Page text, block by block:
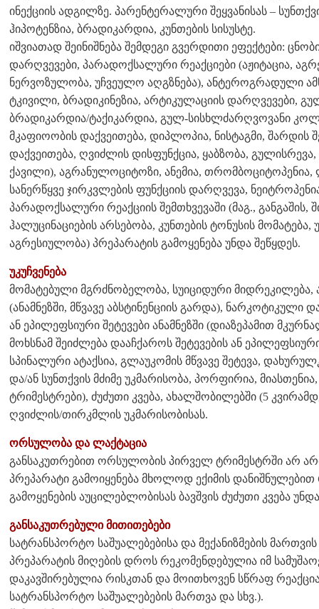
ინექციის ადგილზე. პარენტერალური შეყვანისას –
ჰიპოტენზია, ბრადიკარდია, კუნთების სისუსტე.
იშვიათად შეინიშნება შემდეგი გვერდითი ეფექტები:
დარღვევები, პარადოქსალური რეაქციები (აჟიტაცია,
ნერვოზულობა, უჩვეულო აღგზნება), ანტეროგრადული
ტკივილი, ბრადიკინეზია, არტიკულაციის დარღვევები,
ბრადიკარდია/ტაქიკარდია, გულ-სისხლძარღვოვანი
მკაფიოობის დაქვეითება, დიპლოპია, ნისტაგმი, შარდის
დაქვეითება, ღვიძლის დისფუნქცია, ყაბზობა,
ქავილი), აგრანულოციტოზი, ანემია, თრომბოციტოპენია,
სანერწყვე ჯირკვლების ფუნქციის დარღვევა,
პარადოქსალური რეაქციის შემთხვევაში (მაგ., განგაშის,
ჰალუცინაციების არსებობა, კუნთების ტონუსის
აგრესიულობა) პრეპარატის გამოყენება უნდა შეწყდეს.
უკუჩვენება
მომატებული მგრძნობელობა, სუიციდური
(ანამნეზში, მწვავე აბსტინენციის გარდა), ნარკოტიკული
ან ეპილეფსიური შეტევები ანამნეზში (დიაზეპამით
მოხსნამ შეიძლება დააჩქაროს შეტევების ან
სპინალური ატაქსია, გლაუკომის მწვავე შეტევა,
და/ან სუნთქვის მძიმე უკმარისობა, პორფირია,
ტრიმესტრები), ძუძუთი კვება, ახალშობილებში (5
ღვიძლის/თირკმლის უკმარისობისას.
ორსულობა და ლაქტაცია
განსაკუთრებით ორსულობის პირველ ტრიმესტრში არ
პრეპარატი გამოიყენება მხოლოდ ექიმის
გამოყენების აუცილებლობისას ბავშვის ძუძუთი კვება
განსაკუთრებული მითითებები
სატრანსპორტო საშუალებებისა და მექანიზმების
პრეპარატის მიღების დროს რეკომენდებულია იმ
დაკავშირებულია რისკთან და მოითხოვენ სწრაფ
სატრანსპორტო საშუალებების მართვა და სხვ.).